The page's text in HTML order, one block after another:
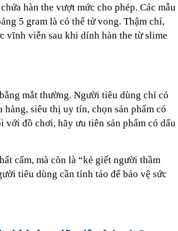
hàn the vượt mức cho phép. Các mẫu
5 gram là có thể tử vong. Thậm chí,
vĩnh viễn sau khi dính hàn the từ slime
mắt thường. Người tiêu dùng chỉ có
siêu thị uy tín, chọn sản phẩm có
với đồ chơi, hãy ưu tiên sản phẩm có dấu
cấm, mà còn là “kẻ giết người thầm
tiêu dùng cần tỉnh táo để bảo vệ sức